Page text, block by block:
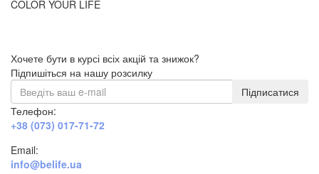
COLOR YOUR LIFE
Хочете бути в курсі всіх акцій та знижок?
Підпишіться на нашу розсилку
Підписатися
Телефон:
+38 (073) 017-71-72
Email:
info@belife.ua